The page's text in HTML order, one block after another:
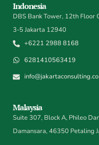
Indonesia
DBS Bank Tower, 12th Floor
3-5 Jakarta 12940
+6221 2988 8168
6281410563419
Malaysia
Suite 307, Block A, Phileo
Damansara, 46350 Petaling